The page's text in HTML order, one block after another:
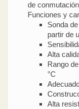
de
Funciones y
Sonda
partir de
Alta
Rango
°C
Alta